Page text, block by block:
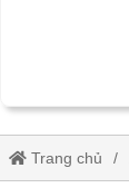
Trang chủ